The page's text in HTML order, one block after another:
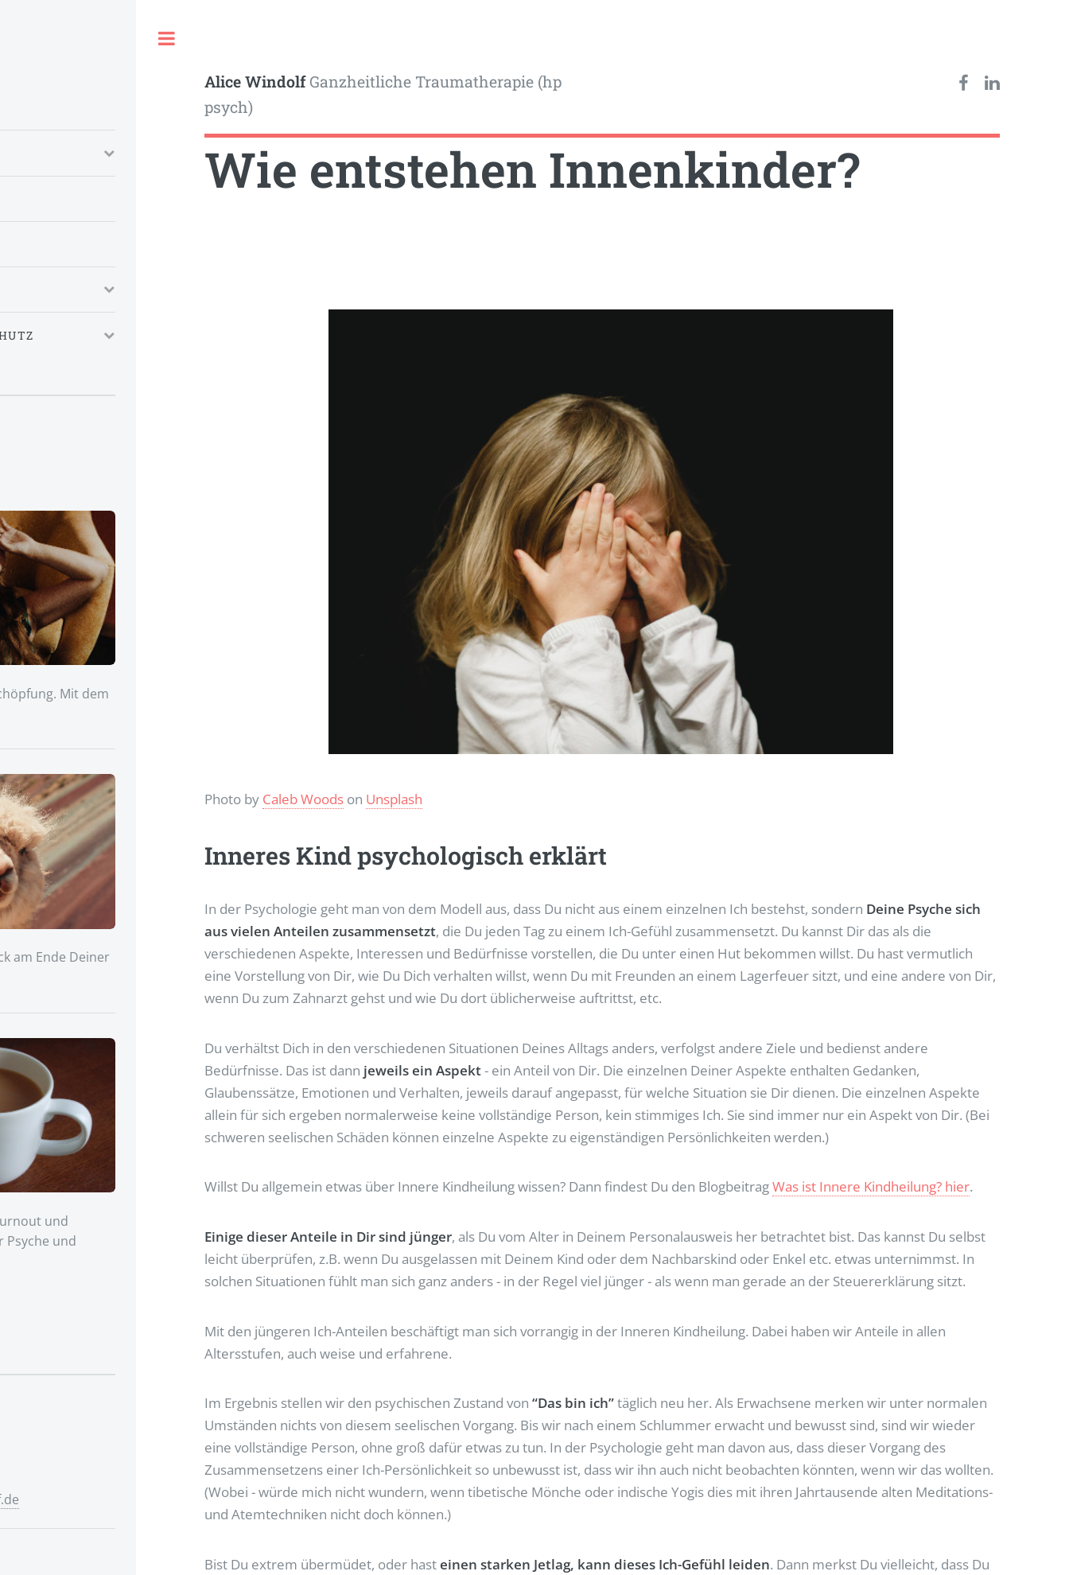
Alice WindolfGanzheitliche Traumatherapie (hp
psych)
Wie entstehen Innenkinder?
Photo by Caleb Woods on Unsplash
Inneres Kind psychologisch erklärt
In der Psychologie geht man von dem Modell aus, dass Du nicht aus einem einzelnen Ich bestehst, sondern Deine Psyche sich
aus vielen Anteilen zusammensetzt, die Du jeden Tag zu einem Ich-Gefühl zusammensetzt. Du kannst Dir das als die
verschiedenen Aspekte, Interessen und Bedürfnisse vorstellen, die Du unter einen Hut bekommen willst. Du hast vermutlich
eine Vorstellung von Dir, wie Du Dich verhalten willst, wenn Du mit Freunden an einem Lagerfeuer sitzt, und eine andere von Dir,
wenn Du zum Zahnarzt gehst und wie Du dort üblicherweise auftrittst, etc.
Du verhältst Dich in den verschiedenen Situationen Deines Alltags anders, verfolgst andere Ziele und bedienst andere
Bedürfnisse. Das ist dann jeweils ein Aspekt- ein Anteil von Dir. Die einzelnen Deiner Aspekte enthalten Gedanken,
Glaubenssätze, Emotionen und Verhalten, jeweils darauf angepasst, für welche Situation sie Dir dienen. Die einzelnen Aspekte
allein für sich ergeben normalerweise keine vollständige Person, kein stimmiges Ich. Sie sind immer nur ein Aspekt von Dir. (Bei
schweren seelischen Schäden können einzelne Aspekte zu eigenständigen Persönlichkeiten werden.)
Willst Du allgemein etwas über Innere Kindheilung wissen? Dann findest Du den BlogbeitragWas ist Innere Kindheilung? hier.
Einige dieser Anteile in Dir sind jünger, als Du vom Alter in Deinem Personalausweis her betrachtet bist. Das kannst Du selbst
leicht überprüfen, z.B. wenn Du ausgelassen mit Deinem Kind oder dem Nachbarskind oder Enkel etc. etwas unternimmst. In
solchen Situationen fühlt man sich ganz anders - in der Regel viel jünger - als wenn man gerade an der Steuererklärung sitzt.
Mit den jüngeren Ich-Anteilen beschäftigt man sich vorrangig in der Inneren Kindheilung. Dabei haben wir Anteile in allen
Altersstufen, auch weise und erfahrene.
Im Ergebnis stellen wir den psychischen Zustand von“Das bin ich”täglich neu her. Als Erwachsene merken wir unter normalen
Umständen nichts von diesem seelischen Vorgang. Bis wir nach einem Schlummer erwacht und bewusst sind, sind wir wieder
eine vollständige Person, ohne groß dafür etwas zu tun. In der Psychologie geht man davon aus, dass dieser Vorgang des
Zusammensetzens einer Ich-Persönlichkeit so unbewusst ist, dass wir ihn auch nicht beobachten könnten, wenn wir das wollten.
(Wobei - würde mich nicht wundern, wenn tibetische Mönche oder indische Yogis dies mit ihren Jahrtausende alten Meditations-
und Atemtechniken nicht doch können.)
Bist Du extrem übermüdet, oder hast einen starken Jetlag, kann dieses Ich-Gefühl leiden. Dann merkst Du vielleicht, dass Du
Mit dem
am Ende Deiner
und
Psyche und